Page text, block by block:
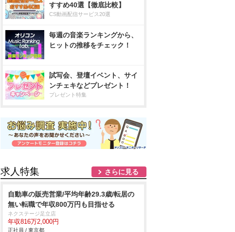
すすめ40選【徹底比較】
CS動画配信サービス20選
毎週の音楽ランキングから、
ヒットの推移をチェック！
試写会、登壇イベント、サイ
ンチェキなどプレゼント！
プレゼント特集
求人特集 さらに見る
自動車の販売営業/平均年齢29.3歳/転居の
無い転職で年収800万円も目指せる
ネクステージ足立店
年収816万2,000円
正社員 / 東京都